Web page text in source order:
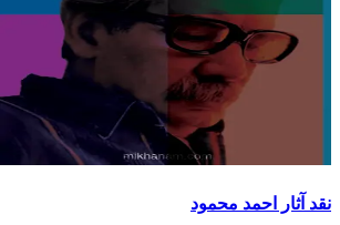
نقد آثار احمد محمود